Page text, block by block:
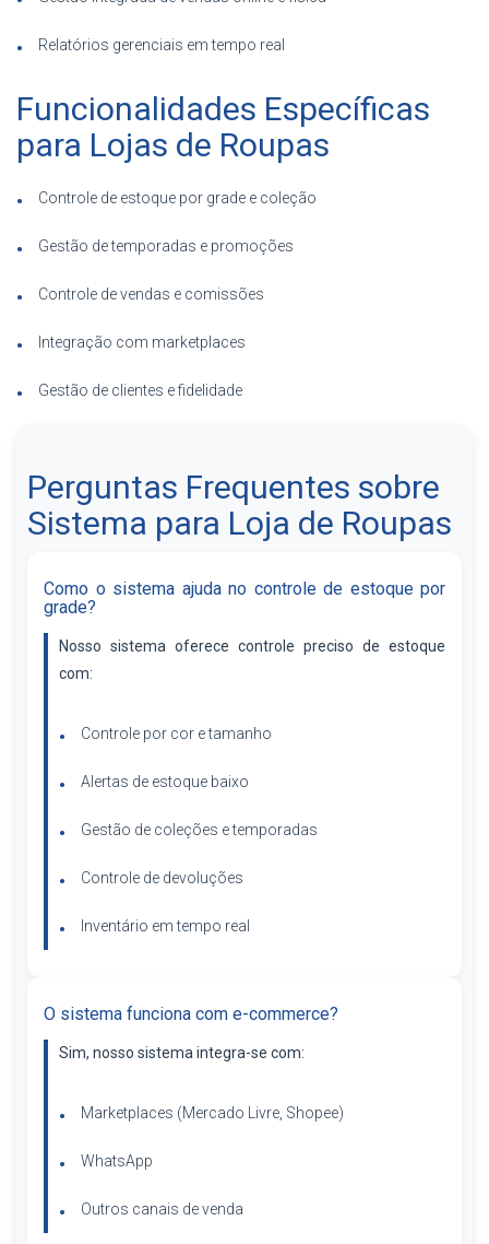
Relatórios gerenciais em tempo real
Funcionalidades Específicas
para Lojas de Roupas
Controle de estoque por grade e coleção
Gestão de temporadas e promoções
Controle de vendas e comissões
Integração com marketplaces
Gestão de clientes e fidelidade
Perguntas Frequentes sobre
Sistema para Loja de Roupas
Como o sistema ajuda no controle de estoque por
grade?
Nosso sistema oferece controle preciso de estoque
com:
Controle por cor e tamanho
Alertas de estoque baixo
Gestão de coleções e temporadas
Controle de devoluções
Inventário em tempo real
O sistema funciona com e-commerce?
Sim, nosso sistema integra-se com:
Marketplaces (Mercado Livre, Shopee)
WhatsApp
Outros canais de venda